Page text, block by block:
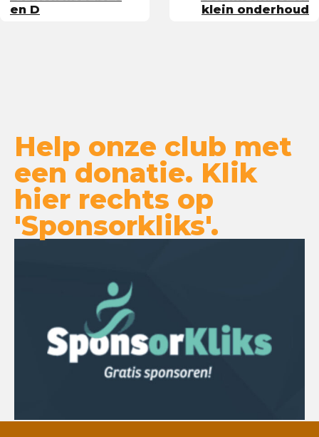
en D
klein onderhoud
Help onze club met
een donatie. Klik
hier rechts op
'Sponsorkliks'.